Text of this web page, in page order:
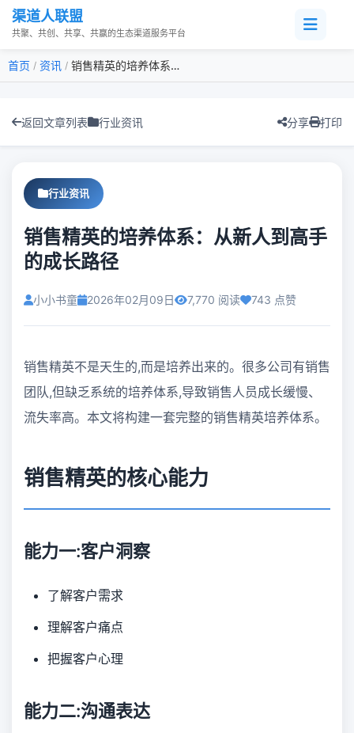
渠道人联盟
共聚、共创、共享、共赢的生态渠道服务平台
首页 / 资讯 / 销售精英的培养体系：从新人到高手的成长路径
返回文章列表 行业资讯 分享 打印
行业资讯
销售精英的培养体系：从新人到高手
的成长路径
小小书童 2026年02月09日 7,770 阅读 743 点赞
销售精英不是天生的,而是培养出来的。很多公司有销售
团队,但缺乏系统的培养体系,导致销售人员成长缓慢、
流失率高。本文将构建一套完整的销售精英培养体系。
销售精英的核心能力
能力一:客户洞察
了解客户需求
理解客户痛点
把握客户心理
能力二:沟通表达